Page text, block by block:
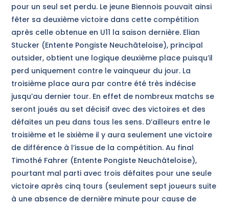
pour un seul set perdu. Le jeune Biennois pouvait ainsi
fêter sa deuxième victoire dans cette compétition
après celle obtenue en U11 la saison dernière. Elian
Stucker (Entente Pongiste Neuchâteloise), principal
outsider, obtient une logique deuxième place puisqu’il
perd uniquement contre le vainqueur du jour. La
troisième place aura par contre été très indécise
jusqu’au dernier tour. En effet de nombreux matchs se
seront joués au set décisif avec des victoires et des
défaites un peu dans tous les sens. D’ailleurs entre le
troisième et le sixième il y aura seulement une victoire
de différence à l’issue de la compétition. Au final
Timothé Fahrer (Entente Pongiste Neuchâteloise),
pourtant mal parti avec trois défaites pour une seule
victoire après cinq tours (seulement sept joueurs suite
à une absence de dernière minute pour cause de